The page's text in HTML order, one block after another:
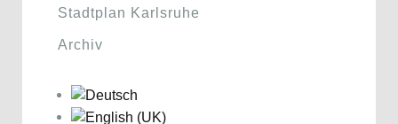
Stadtplan Karlsruhe
Archiv